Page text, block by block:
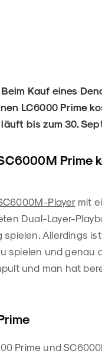
Kauf eines
LC6000 Prime
bis zum 30.
Prime
Playermit
Dual-Layer-
spielen. Allerdings
spielen und genau
und man hat
Prime und